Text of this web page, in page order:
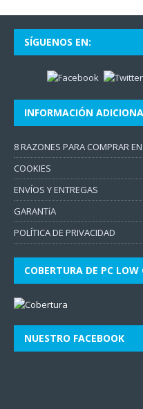
SÍGUENOS EN:
INFORMACIÓN
8 RAZONES PARA COMPRAR
COOKIES
ENVÍOS Y ENTREGAS
GARANTíA
POLÍTICA DE PRIVACIDAD
COBERTURA DE PC LOW
NUESTRO FACEBOOK